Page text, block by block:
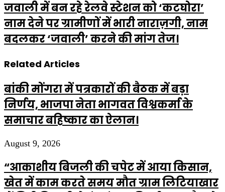
जवाली में बन रहे रेलवे स्टेशन को ‘कटघोरा’
नाम देने पर ग्रामीणों में भारी नाराज़गी, नाम
बदलकर ‘जवाली’ करने की मांग तेज।
Related Articles
बांकी मोंगरा में पत्रकारों की बैठक में बड़ा
निर्णय, भाजपा नेता भागवत विश्वकर्मा के
समाचार बहिष्कार का ऐलान।
August 9, 2026
“आकाशीय बिजली की चपेट में आया किसान,
खेत में काम करते समय मौत ग्राम लिटियाखार